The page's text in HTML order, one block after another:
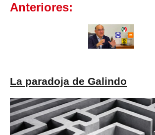
Anteriores:
La paradoja de Galindo